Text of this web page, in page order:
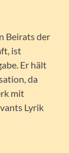
Beirats der
ist
Er hält
da
mit
Lyrik